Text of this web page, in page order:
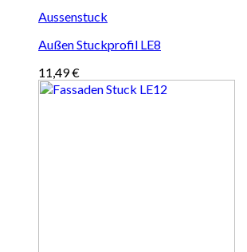
Aussenstuck
Außen Stuckprofil LE8
11,49€